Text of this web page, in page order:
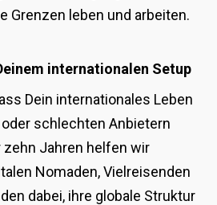
Grenzen leben und arbeiten.
internationalen Setup
Dein internationales Leben
schlechten Anbietern
Jahren helfen wir
Nomaden, Vielreisenden
dabei, ihre globale Struktur